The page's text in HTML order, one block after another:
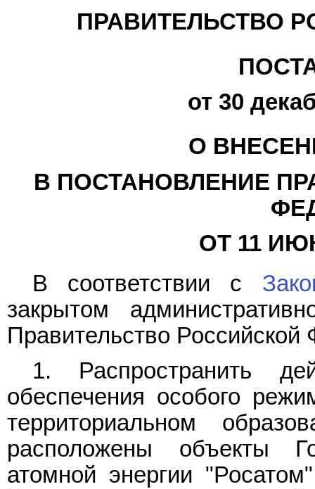
ПРАВИТЕЛЬСТВО
от 30
О
В ПОСТАНОВЛЕНИЕ
ОТ 11
В соответствии с
закрытом
Правительство Российской
1. Распространить
обеспечения особого
территориальном
расположены объекты
атомной энергии